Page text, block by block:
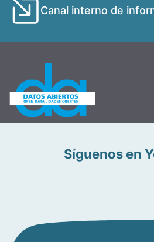
Canal interno de
Síguenos en